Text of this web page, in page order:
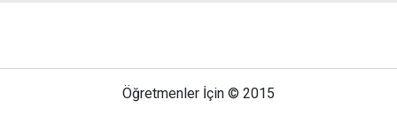
Öğretmenler İçin © 2015